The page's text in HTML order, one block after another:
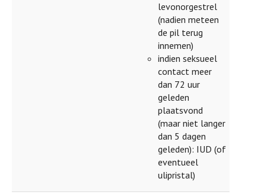
levonorgestrel
(nadien meteen
de pil terug
innemen)
indien seksueel
contact meer
dan 72 uur
geleden
plaatsvond
(maar niet langer
dan 5 dagen
geleden): IUD (of
eventueel
ulipristal)